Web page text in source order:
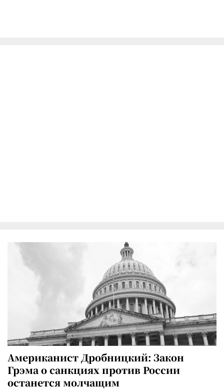
Американист Дробницкий: Закон
Грэма о санкциях против России
останется молчащим